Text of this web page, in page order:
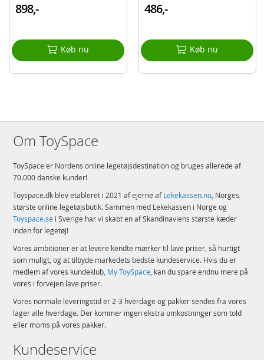
898,-
Køb nu
486,-
Køb nu
Om ToySpace
ToySpace er Nordens online legetøjsdestination og bruges allerede af
70.000 danske kunder!
Toyspace.dk blev etableret i 2021 af ejerne afLekekassen.no, Norges
største online legetøjsbutik. Sammen med Lekekassen i Norge og
Toyspace.se i Sverige har vi skabt en af Skandinaviens største kæder
inden for legetøj!
Vores ambitioner er at levere kendte mærker til lave priser, så hurtigt
som muligt, og at tilbyde markedets bedste kundeservice. Hvis du er
medlem af vores kundeklub, My ToySpace, kan du spare endnu mere på
vores i forvejen lave priser.
Vores normale leveringstid er 2-3 hverdage og pakker sendes fra vores
lager alle hverdage. Der kommer ingen ekstra omkostninger som told
eller moms på vores pakker.
Kundeservice